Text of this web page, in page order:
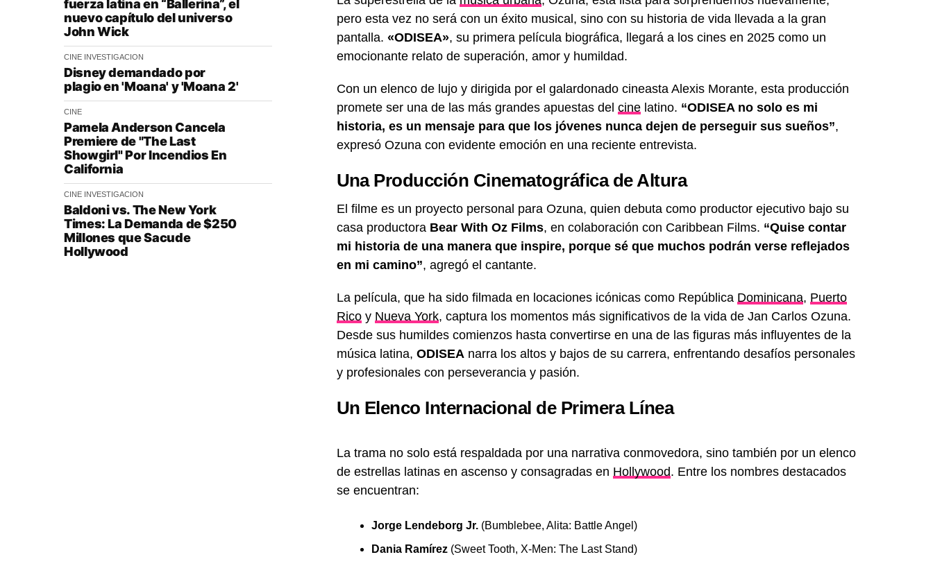
fuerza latina en “Ballerina”, el
nuevo capítulo del universo
John Wick
CINE INVESTIGACION
Disney demandado por
plagio en 'Moana' y 'Moana 2'
CINE
Pamela Anderson Cancela
Premiere de "The Last
Showgirl" Por Incendios En
California
CINE INVESTIGACION
Baldoni vs. The New York
Times: La Demanda de $250
Millones que Sacude
Hollywood
pero esta vez no será con un éxito musical, sino con su historia de vida llevada a la gran
pantalla. «ODISEA», su primera película biográfica, llegará a los cines en 2025 como un
emocionante relato de superación, amor y humildad.
Con un elenco de lujo y dirigida por el galardonado cineasta Alexis Morante, esta producción
promete ser una de las más grandes apuestas del cinelatino. “ODISEA no solo es mi
historia, es un mensaje para que los jóvenes nunca dejen de perseguir sus sueños”,
expresó Ozuna con evidente emoción en una reciente entrevista.
Una Producción Cinematográfica de Altura
El filme es un proyecto personal para Ozuna, quien debuta como productor ejecutivo bajo su
casa productora Bear With Oz Films, en colaboración con Caribbean Films. “Quise contar
mi historia de una manera que inspire, porque sé que muchos podrán verse reflejados
en mi camino”, agregó el cantante.
La película, que ha sido filmada en locaciones icónicas como República Dominicana, Puerto
Ricoy Nueva York, captura los momentos más significativos de la vida de Jan Carlos Ozuna.
Desde sus humildes comienzos hasta convertirse en una de las figuras más influyentes de la
música latina, ODISEA narra los altos y bajos de su carrera, enfrentando desafíos personales
y profesionales con perseverancia y pasión.
Un Elenco Internacional de Primera Línea
La trama no solo está respaldada por una narrativa conmovedora, sino también por un elenco
de estrellas latinas en ascenso y consagradas en Hollywood. Entre los nombres destacados
se encuentran:
Jorge Lendeborg Jr.(Bumblebee, Alita: Battle Angel)
Dania Ramírez(Sweet Tooth, X-Men: The Last Stand)